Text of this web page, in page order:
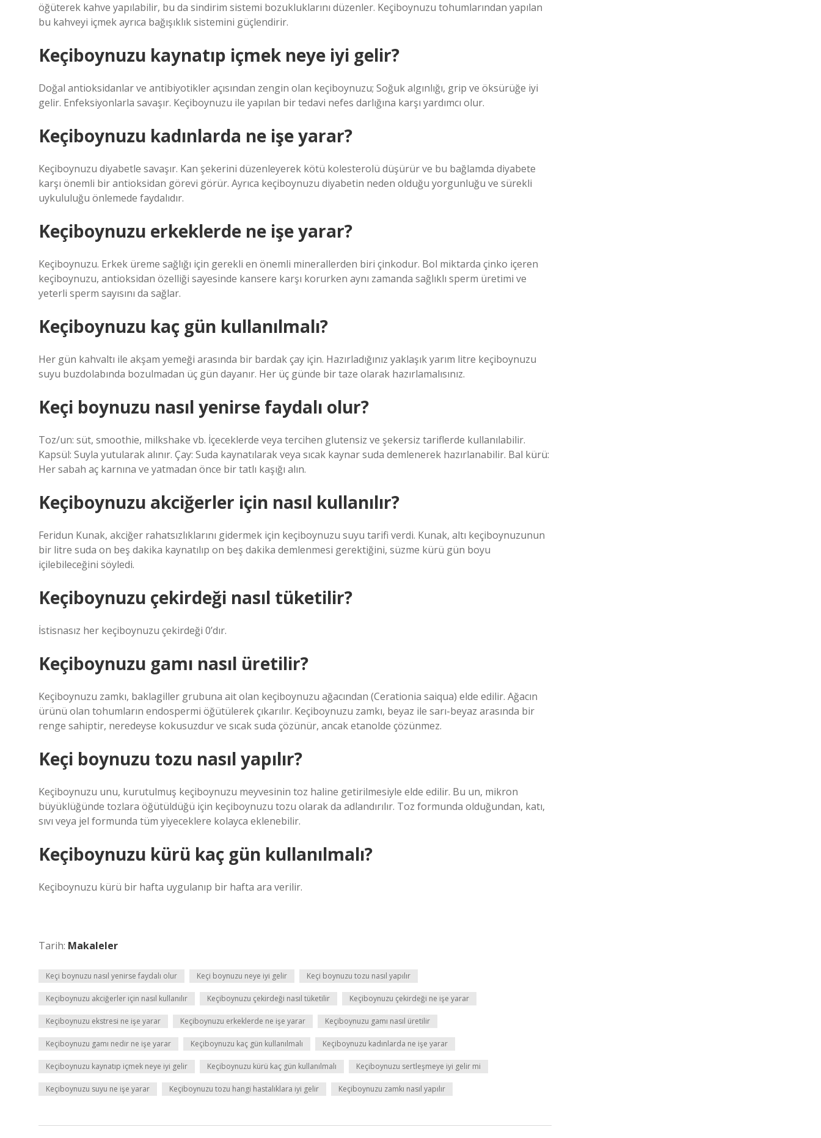
öğüterek kahve yapılabilir, bu da sindirim sistemi bozukluklarını düzenler. Keçiboynuzu tohumlarından yapılan
bu kahveyi içmek ayrıca bağışıklık sistemini güçlendirir.
Keçiboynuzu kaynatıp içmek neye iyi gelir?
Doğal antioksidanlar ve antibiyotikler açısından zengin olan keçiboynuzu; Soğuk algınlığı, grip ve öksürüğe iyi
gelir. Enfeksiyonlarla savaşır. Keçiboynuzu ile yapılan bir tedavi nefes darlığına karşı yardımcı olur.
Keçiboynuzu kadınlarda ne işe yarar?
Keçiboynuzu diyabetle savaşır. Kan şekerini düzenleyerek kötü kolesterolü düşürür ve bu bağlamda diyabete
karşı önemli bir antioksidan görevi görür. Ayrıca keçiboynuzu diyabetin neden olduğu yorgunluğu ve sürekli
uykululuğu önlemede faydalıdır.
Keçiboynuzu erkeklerde ne işe yarar?
Keçiboynuzu. Erkek üreme sağlığı için gerekli en önemli minerallerden biri çinkodur. Bol miktarda çinko içeren
keçiboynuzu, antioksidan özelliği sayesinde kansere karşı korurken aynı zamanda sağlıklı sperm üretimi ve
yeterli sperm sayısını da sağlar.
Keçiboynuzu kaç gün kullanılmalı?
Her gün kahvaltı ile akşam yemeği arasında bir bardak çay için. Hazırladığınız yaklaşık yarım litre keçiboynuzu
suyu buzdolabında bozulmadan üç gün dayanır. Her üç günde bir taze olarak hazırlamalısınız.
Keçi boynuzu nasıl yenirse faydalı olur?
Toz/un: süt, smoothie, milkshake vb. İçeceklerde veya tercihen glutensiz ve şekersiz tariflerde kullanılabilir.
Kapsül: Suyla yutularak alınır. Çay: Suda kaynatılarak veya sıcak kaynar suda demlenerek hazırlanabilir. Bal kürü:
Her sabah aç karnına ve yatmadan önce bir tatlı kaşığı alın.
Keçiboynuzu akciğerler için nasıl kullanılır?
Feridun Kunak, akciğer rahatsızlıklarını gidermek için keçiboynuzu suyu tarifi verdi. Kunak, altı keçiboynuzunun
bir litre suda on beş dakika kaynatılıp on beş dakika demlenmesi gerektiğini, süzme kürü gün boyu
içilebileceğini söyledi.
Keçiboynuzu çekirdeği nasıl tüketilir?
İstisnasız her keçiboynuzu çekirdeği 0’dır.
Keçiboynuzu gamı nasıl üretilir?
Keçiboynuzu zamkı, baklagiller grubuna ait olan keçiboynuzu ağacından (Cerationia saiqua) elde edilir. Ağacın
ürünü olan tohumların endospermi öğütülerek çıkarılır. Keçiboynuzu zamkı, beyaz ile sarı-beyaz arasında bir
renge sahiptir, neredeyse kokusuzdur ve sıcak suda çözünür, ancak etanolde çözünmez.
Keçi boynuzu tozu nasıl yapılır?
Keçiboynuzu unu, kurutulmuş keçiboynuzu meyvesinin toz haline getirilmesiyle elde edilir. Bu un, mikron
büyüklüğünde tozlara öğütüldüğü için keçiboynuzu tozu olarak da adlandırılır. Toz formunda olduğundan, katı,
sıvı veya jel formunda tüm yiyeceklere kolayca eklenebilir.
Keçiboynuzu kürü kaç gün kullanılmalı?
Keçiboynuzu kürü bir hafta uygulanıp bir hafta ara verilir.
Tarih: Makaleler
Keçi boynuzu nasıl yenirse faydalı olur Keçi boynuzu neye iyi gelir Keçi boynuzu tozu nasıl yapılır
Keçiboynuzu akciğerler için nasıl kullanılır Keçiboynuzu çekirdeği nasıl tüketilir Keçiboynuzu çekirdeği ne işe yarar
Keçiboynuzu ekstresi ne işe yarar Keçiboynuzu erkeklerde ne işe yarar Keçiboynuzu gamı nasıl üretilir
Keçiboynuzu gamı nedir ne işe yarar Keçiboynuzu kaç gün kullanılmalı Keçiboynuzu kadınlarda ne işe yarar
Keçiboynuzu kaynatıp içmek neye iyi gelir Keçiboynuzu kürü kaç gün kullanılmalı Keçiboynuzu sertleşmeye iyi gelir mi
Keçiboynuzu suyu ne işe yarar Keçiboynuzu tozu hangi hastalıklara iyi gelir Keçiboynuzu zamkı nasıl yapılır